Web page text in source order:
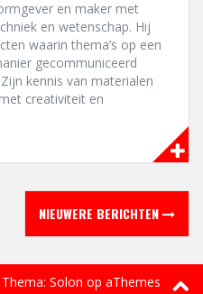
en maker met
en wetenschap. Hij
waarin thema’s op een
gecommuniceerd
kennis van materialen
creativiteit en
NIEUWERE BERICHTEN
Thema: Solon op aThemes